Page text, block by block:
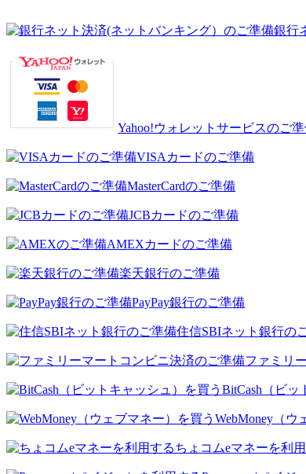
銀行
Yahoo!ウォレットサービスのご
VISAカードのご準備
MasterCardのご準備
JCBカードのご準備
AMEXカードのご準備
楽天銀行のご準備
PayPay銀行のご準備
住信SBIネット銀行の
ファミリ
BitCash（ビッ
WebMoney（ウ
ちょコムeマネーを利